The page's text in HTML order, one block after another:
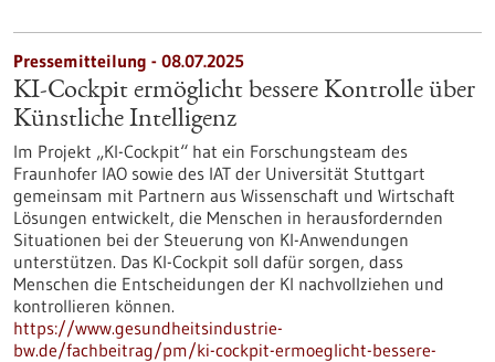
Pressemitteilung - 08.07.2025
KI-Cockpit ermöglicht bessere Kontrolle über
Künstliche Intelligenz
Im Projekt „KI-Cockpit“ hat ein Forschungsteam des
Fraunhofer IAO sowie des IAT der Universität Stuttgart
gemeinsam mit Partnern aus Wissenschaft und Wirtschaft
Lösungen entwickelt, die Menschen in herausfordernden
Situationen bei der Steuerung von KI-Anwendungen
unterstützen. Das KI-Cockpit soll dafür sorgen, dass
Menschen die Entscheidungen der KI nachvollziehen und
kontrollieren können.
https://www.gesundheitsindustrie-
bw.de/fachbeitrag/pm/ki-cockpit-ermoeglicht-bessere-